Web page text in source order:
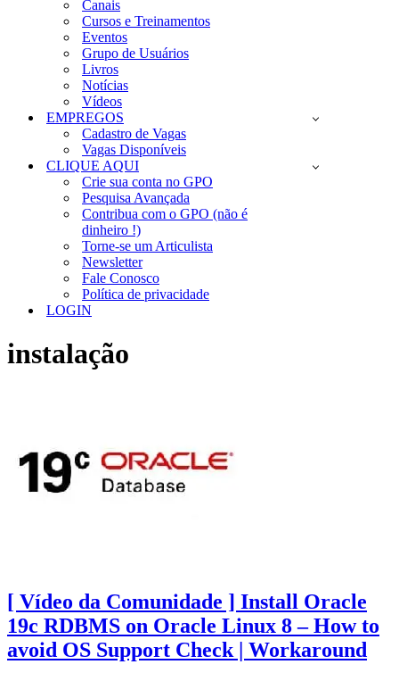
Canais
Cursos e Treinamentos
Eventos
Grupo de Usuários
Livros
Notícias
Vídeos
EMPREGOS
Cadastro de Vagas
Vagas Disponíveis
CLIQUE AQUI
Crie sua conta no GPO
Pesquisa Avançada
Contribua com o GPO (não é
dinheiro !)
Torne-se um Articulista
Newsletter
Fale Conosco
Política de privacidade
LOGIN
instalação
[ Vídeo da Comunidade ] Install Oracle
19c RDBMS on Oracle Linux 8 – How to
avoid OS Support Check | Workaround